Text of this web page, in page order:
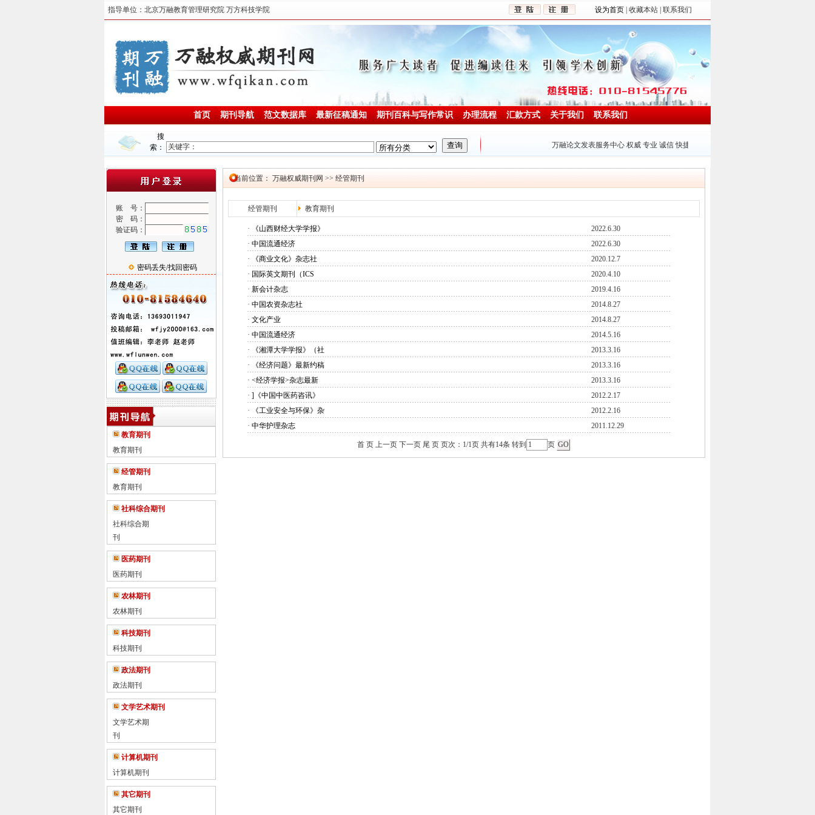
指导单位：北京万融教育管理研究院 万方科技学院 设为首页 收藏本站 | 联系我们
首页 期刊导航 范文数据库 最新征稿通知 期刊百科与写作常识 办理流程 汇款方式 关于我们 联系我们
搜
索：
万融论文发表服务中心 权威 专业 诚信 快捷 竭诚为广大读者服务，为学术创新和期
账 号：
密 码：
验证码：
密码丢失/找回密码
教育期刊
教育期刊
经管期刊
教育期刊
社科综合期刊
社科综合期
刊
医药期刊
医药期刊
农林期刊
农林期刊
科技期刊
科技期刊
政法期刊
政法期刊
文学艺术期刊
文学艺术期
刊
计算机期刊
计算机期刊
其它期刊
其它期刊
当前位置： 万融权威期刊网 >> 经管期刊
经管期刊 教育期刊
· 《山西财经大学学报》
2022.6.30
· 中国流通经济
2022.6.30
·
《商业文化》杂志社
2020.12.7
· 国际英文期刊（ICS
2020.4.10
· 新会计杂志
2019.4.16
· 中国农资杂志社
2014.8.27
· 文化产业
2014.8.27
· 中国流通经济
2014.5.16
·
《湘潭大学学报》（社
2013.3.16
·
《经济问题》最新约稿
2013.3.16
· <经济学报>杂志最新
2013.3.16
· ]《中国中医药咨讯》
2012.2.17
·
《工业安全与环保》杂
2012.2.16
· 中华护理杂志 2011.12.29
首 页 上一页 下一页 尾 页 页次：1/1页 共有14条 转到 页